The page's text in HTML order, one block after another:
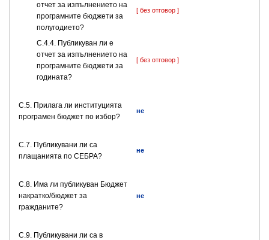
отчет за изпълнението на
програмните бюджети за
полугодието?
[ без отговор ]
С.4.4. Публикуван ли е
отчет за изпълнението на
програмните бюджети за
годината?
[ без отговор ]
С.5. Прилага ли институцията
програмен бюджет по избор?
не
С.7. Публикувани ли са
плащанията по СЕБРА?
не
С.8. Има ли публикуван Бюджет
накратко/бюджет за
гражданите?
не
C.9. Публикувани ли са в